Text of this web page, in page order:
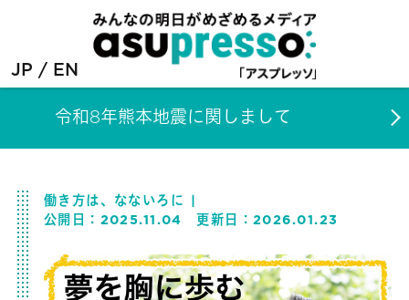
JP EN
令和8年熊本地震に関しまして
働き方は、なないろに
公開日： 2025.11.04 更新日：2026.01.23